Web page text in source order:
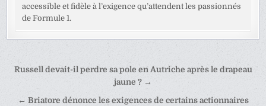
accessible et fidèle à l’exigence qu’attendent les passionnés
de Formule 1.
Navigation
Russell devait-il perdre sa pole en Autriche après le drapeau
jaune ? →
← Briatore dénonce les exigences de certains actionnaires